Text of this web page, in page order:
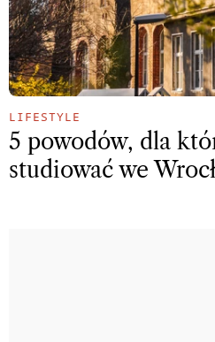
LIFESTYLE
5 powodów, dla
studiować we